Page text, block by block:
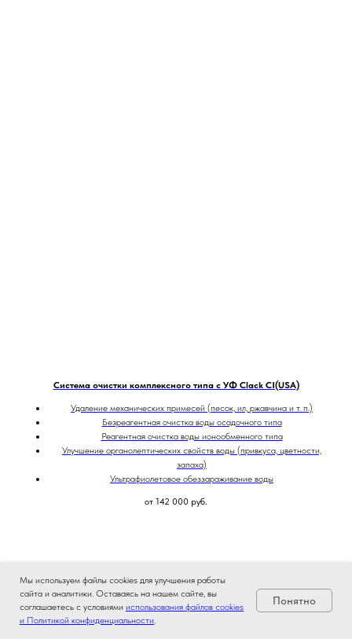
Система очистки комплексного типа с УФ Clack CI(USA)
Удаление механических примесей (песок, ил, ржавчина и т. п.)
Безреагентная очистка воды осадочного типа
Реагентная очистка воды ионообменного типа
Улучшение органолептических свойств воды (привкуса, цветности,
запаха)
Ультрафиолетовое обеззараживание воды
от 142 000 руб.
Мы используем файлы cookies для улучшения работы
сайта и аналитики. Оставаясь на нашем сайте, вы
соглашаетесь с условиями использования файлов cookies
и Политикой конфиденциальности.
Понятно